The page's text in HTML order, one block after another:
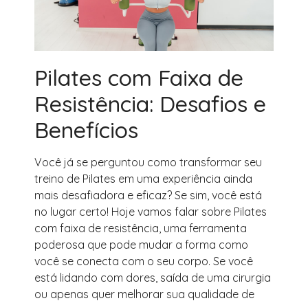
Pilates com Faixa de
Resistência: Desafios e
Benefícios
Você já se perguntou como transformar seu
treino de Pilates em uma experiência ainda
mais desafiadora e eficaz? Se sim, você está
no lugar certo! Hoje vamos falar sobre Pilates
com faixa de resistência, uma ferramenta
poderosa que pode mudar a forma como
você se conecta com o seu corpo. Se você
está lidando com dores, saída de uma cirurgia
ou apenas quer melhorar sua qualidade de